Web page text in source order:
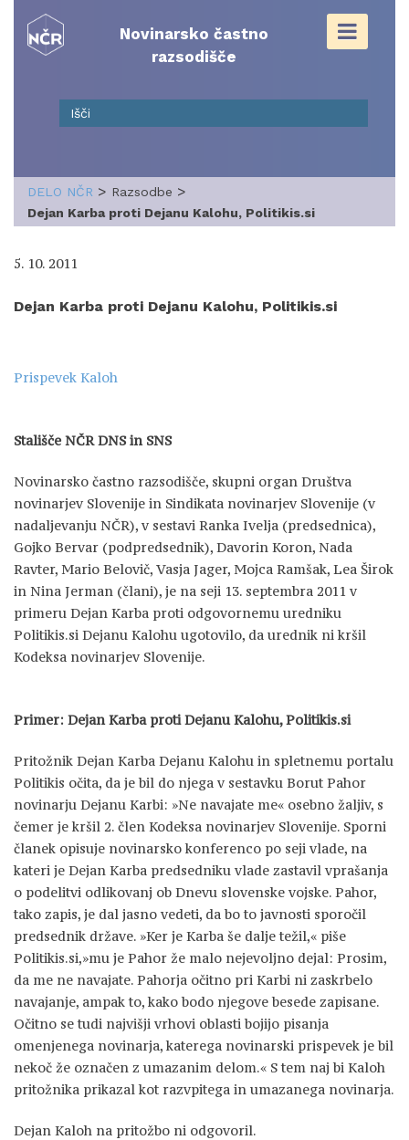
content
Novinarsko častno
razsodišče
DELO NČR > Razsodbe >
Dejan Karba proti Dejanu Kalohu, Politikis.si
5. 10. 2011
Dejan Karba proti Dejanu Kalohu, Politikis.si
Prispevek Kaloh
Stališče NČR DNS in SNS
Novinarsko častno razsodišče, skupni organ Društva
novinarjev Slovenije in Sindikata novinarjev Slovenije (v
nadaljevanju NČR), v sestavi Ranka Ivelja (predsednica),
Gojko Bervar (podpredsednik), Davorin Koron, Nada
Ravter, Mario Belovič, Vasja Jager, Mojca Ramšak, Lea Širok
in Nina Jerman (člani), je na seji 13. septembra 2011 v
primeru Dejan Karba proti odgovornemu uredniku
Politikis.si Dejanu Kalohu ugotovilo, da urednik ni kršil
Kodeksa novinarjev Slovenije.
Primer: Dejan Karba proti Dejanu Kalohu, Politikis.si
Pritožnik Dejan Karba Dejanu Kalohu in spletnemu portalu
Politikis očita, da je bil do njega v sestavku Borut Pahor
novinarju Dejanu Karbi: »Ne navajate me« osebno žaljiv, s
čemer je kršil 2. člen Kodeksa novinarjev Slovenije. Sporni
članek opisuje novinarsko konferenco po seji vlade, na
kateri je Dejan Karba predsedniku vlade zastavil vprašanja
o podelitvi odlikovanj ob Dnevu slovenske vojske. Pahor,
tako zapis, je dal jasno vedeti, da bo to javnosti sporočil
predsednik države. »Ker je Karba še dalje težil,« piše
Politikis.si,»mu je Pahor že malo nejevoljno dejal: Prosim,
da me ne navajate. Pahorja očitno pri Karbi ni zaskrbelo
navajanje, ampak to, kako bodo njegove besede zapisane.
Očitno se tudi najvišji vrhovi oblasti bojijo pisanja
omenjenega novinarja, katerega novinarski prispevek je bil
nekoč že označen z umazanim delom.« S tem naj bi Kaloh
pritožnika prikazal kot razvpitega in umazanega novinarja.
Dejan Kaloh na pritožbo ni odgovoril.